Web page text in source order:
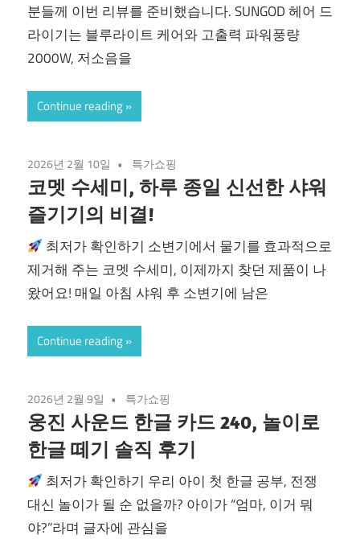
분들께 이번 리뷰를 준비했습니다. SUNGOD 헤어 드
라이기는 블루라이트 케어와 고출력 파워풍량
2000W, 저소음을
Continue reading
2026년 2월 10일 특가쇼핑
코멧 수세미, 하루 종일 신선한 샤워
즐기기의 비결!
최저가 확인하기 소변기에서 물기를 효과적으로
제거해 주는 코멧 수세미, 이제까지 찾던 제품이 나
왔어요! 매일 아침 샤워 후 소변기에 남은
Continue reading
2026년 2월 9일 특가쇼핑
웅진 사운드 한글 카드 240, 놀이로
한글 떼기 솔직 후기
최저가 확인하기 우리 아이 첫 한글 공부, 전쟁
대신 놀이가 될 순 없을까? 아이가 “엄마, 이거 뭐
야?”라며 글자에 관심을